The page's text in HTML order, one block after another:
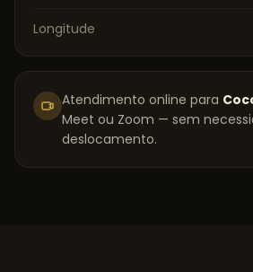
Longitude
Atendimento online para
Meet ou Zoom — sem
deslocamento.